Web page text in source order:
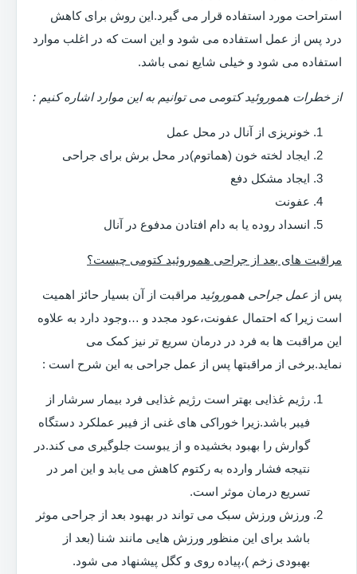
استراحت مورد استفاده قرار می گیرد.این روش برای کاهش
درد پس از عمل استفاده می شود و این است که در اغلب موارد
استفاده می شود و خیلی شایع نمی باشد.
از خطرات هموروئید کتومی می توانیم به این موارد اشاره کنیم :
خونریزی از آنال در محل عمل
ایجاد لخته خون (هماتوم)در محل برش برای جراحی
ایجاد مشکل دفع
عفونت
انسداد روده یا به دام افتادن مدفوع در آنال
مراقبت های بعد از جراحی هموروئید کتومی چیست؟
پس از عمل جراحی هموروئید مراقبت از آن بسیار حائز اهمیت
است زیرا که احتمال عفونت،عود مجدد و …وجود دارد به علاوه
این مراقبت ها به فرد در درمان سریع تر نیز کمک می
نماید.برخی از مراقبتها پس از عمل جراحی به این شرح است :
رژیم غذایی بهتر است رژیم غذایی فرد بیمار سرشار از
فیبر باشد.زیرا خوراکی های غنی از فیبر عملکرد دستگاه
گوارش را بهبود بخشیده و از یبوست جلوگیری می کند.در
نتیجه فشار وارده به رکتوم کاهش می یابد و این امر در
تسریع درمان موثر است.
ورزش ورزش سبک می تواند در بهبود بعد از جراحی موثر
باشد برای این منظور ورزش هایی مانند شنا (بعد از
بهبودی زخم )،پیاده روی و کگل پیشنهاد می شود.